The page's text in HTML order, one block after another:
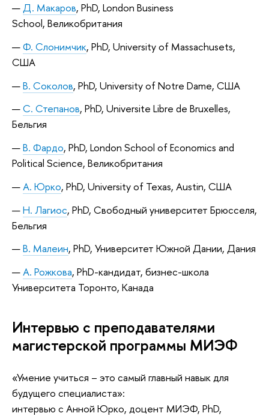
Д. Макаров, PhD, London Business
School, Великобритания
Ф. Слонимчик, PhD, University of Massachusets,
США
В. Соколов, PhD, University of Notre Dame, США
C. Степанов, PhD, Universite Libre de Bruxelles,
Бельгия
В. Фардо, PhD, London School of Economics and
Political Science, Великобритания
А. Юрко, PhD, University of Texas, Austin, США
Н. Лагиос, PhD, Свободный университет Брюсселя,
Бельгия
В. Малеин, PhD, Университет Южной Дании, Дания
А. Рожкова, PhD-кандидат, бизнес-школа
Университета Торонто, Канада
Интервью с преподавателями
магистерской программы МИЭФ
«Умение учиться – это самый главный навык для
будущего специалиста»:
интервью с Анной Юрко, доцент МИЭФ, PhD,